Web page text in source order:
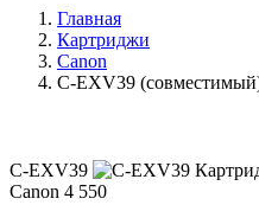
Главная
Картриджи
Canon
C-EXV39
C-EXV39
Canon 4 550